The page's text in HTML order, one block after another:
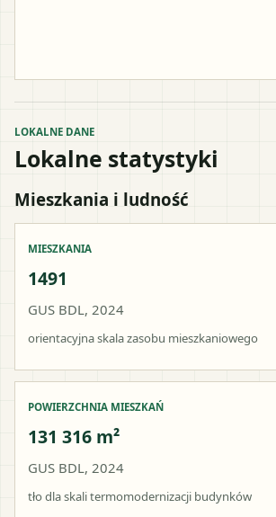
LOKALNE DANE
Lokalne statystyki
Mieszkania i ludność
MIESZKANIA
1491
GUS BDL, 2024
orientacyjna skala zasobu mieszkaniowego
POWIERZCHNIA MIESZKAŃ
131 316 m²
GUS BDL, 2024
tło dla skali termomodernizacji budynków